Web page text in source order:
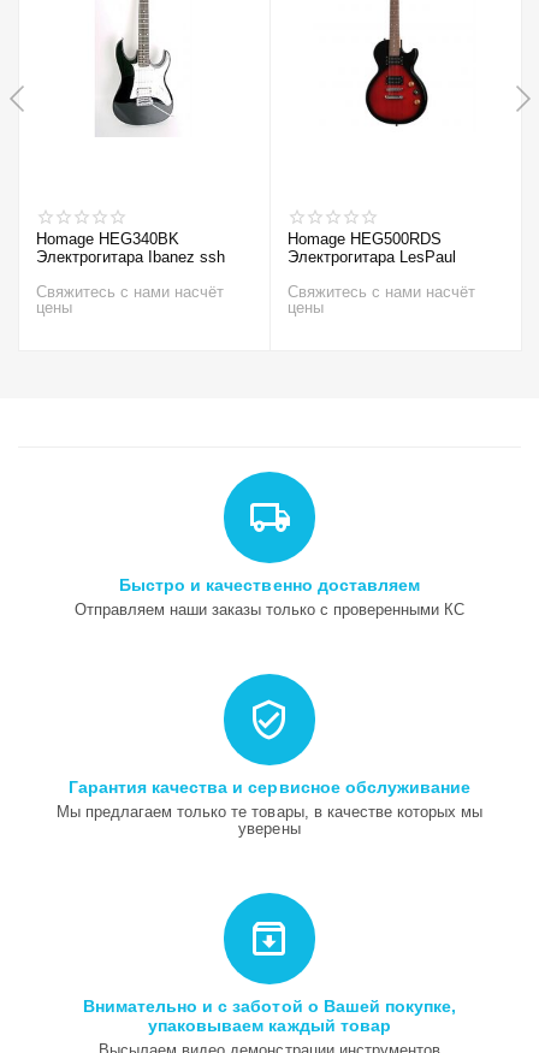
Homage HEG340BK
Электрогитара Ibanez ssh
Свяжитесь с нами насчёт
цены
Homage HEG500RDS
Электрогитара LesPaul
Свяжитесь с нами насчёт
цены
Быстро и качественно доставляем
Отправляем наши заказы только с проверенными КС
Гарантия качества и сервисное обслуживание
Мы предлагаем только те товары, в качестве которых мы
уверены
Внимательно и с заботой о Вашей покупке,
упаковываем каждый товар